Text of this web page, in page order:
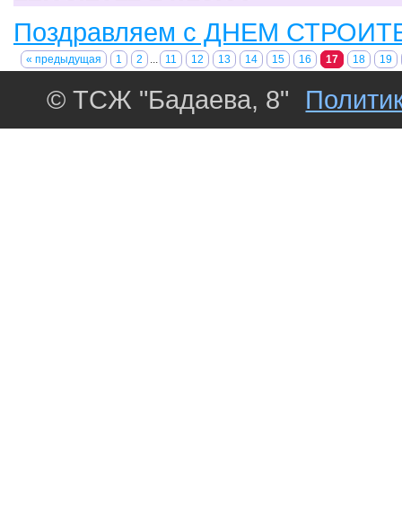
Поздравляем с ДНЕМ
« предыдущая 1 2 11 12 13 14 15 16 17 18 19
© ТСЖ "Бадаева, 8"